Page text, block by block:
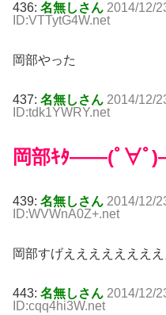
436: 名無しさん 2014/12/
ID:VTTytG4W.net
岡部やった
437: 名無しさん 2014/12/
ID:tdk1YWRY.net
岡部ｷﾀ――(ﾟ∀ﾟ
439: 名無しさん 2014/12/
ID:WVWnA0Z+.net
岡部すげええええええええ
443: 名無しさん 2014/12/
ID:cqq4hi3W.net